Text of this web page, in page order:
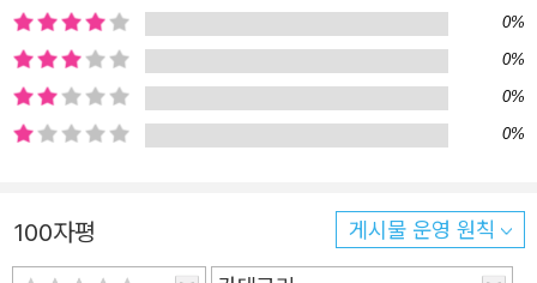
동에 크게 상처받고 좌절을 느끼기도 합니다. 못생겼다는 한
마디가 하루 종일 기분을 우울하게 만들고, 내게 한 말이 아
님에도 나와 연관된 이야기에 화가 나고요. <개욕탕>은 이
들의 모습을 가벼이 넘길 게 아니라, 우리의 가벼운 말과 행
되지 않도록 털어버리는 현명한 자세를 취하라고 알려 주는
그림책이지요. ● 정겹고 따뜻한 일상의 모습이 담긴 그림 <
0%
0%
0%
0%
100자평 게시물 운영 원칙